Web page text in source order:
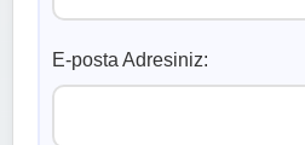
E-posta Adresiniz: